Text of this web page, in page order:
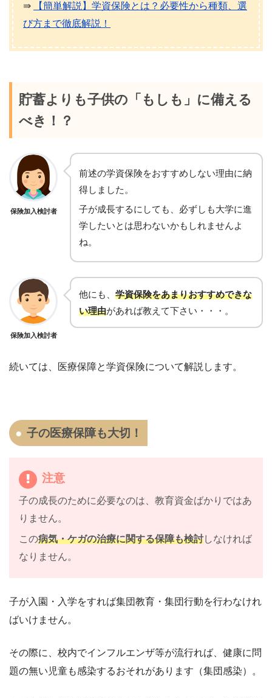
⇛
【簡単解説】学資保険とは？必要性から種類、選
び方まで徹底解説！
貯蓄よりも子供の「もしも」に備える
べき！？
保険加入検討者
前述の学資保険をおすすめしない理由に納
得しました。
子が成長するにしても、必ずしも大学に進
学したいとは思わないかもしれませんよ
ね。
保険加入検討者
他にも、 学資保険をあまりおすすめできな
い理由があれば教えて下さい・・・。
続いては、 医療保障と学資保険について解説します。
子の医療保障も大切！
注意
子の成長のために必要なのは、教育資金ばかりではあ
りません。
この病気・ケガの治療に関する保障も検討しなければ
なりません。
子が入園・入学をすれば集団教育・集団行動を行わなけれ
ばいけません。
その際に、校内でインフルエンザ等が流行れば、健康に問
題の無い児童も感染するおそれがあります（集団感染）。